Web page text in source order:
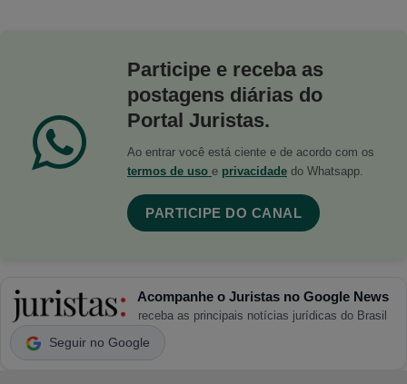
Participe e receba as
postagens diárias do
Portal Juristas.
Ao entrar você está ciente e de acordo com os
termos de uso e privacidade do Whatsapp.
PARTICIPE DO CANAL
Acompanhe o Juristas no Google News
receba as principais notícias jurídicas do Brasil
Seguir no Google